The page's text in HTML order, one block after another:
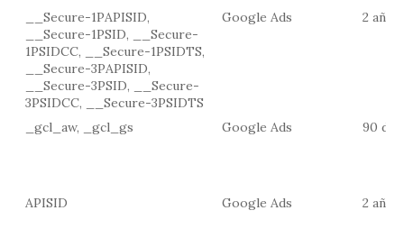
__Secure-1PAPISID,
__Secure-1PSID, __Secure-
1PSIDCC, __Secure-1PSIDTS,
__Secure-3PAPISID,
__Secure-3PSID, __Secure-
3PSIDCC, __Secure-3PSIDTS
Google Ads 2 años
_gcl_aw, _gcl_gs Google Ads 90 días
APISID Google Ads 2 años